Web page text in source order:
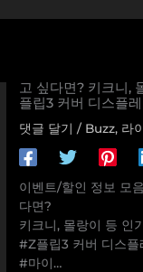
로
고 싶다면? 키크니,
플립3 커버 디스플
댓글 달기 / Buzz, 라
이벤트/할인 정보 모
다면?
키크니, 몰랑이 등 인
#Z플립3 커버 디스플
#마이…